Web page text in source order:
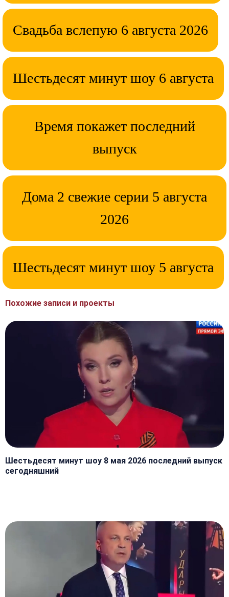
Свадьба вслепую 6 августа 2026
Шестьдесят минут шоу 6 августа
Время покажет последний
выпуск
Дома 2 свежие серии 5 августа
2026
Шестьдесят минут шоу 5 августа
Похожие записи и проекты
Шестьдесят минут шоу 8 мая 2026 последний выпуск
сегодняшний